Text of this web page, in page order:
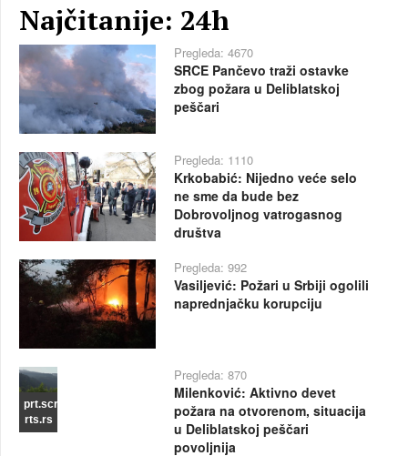
Najčitanije: 24h
Pregleda: 4670
SRCE Pančevo traži ostavke
zbog požara u Deliblatskoj
peščari
Pregleda: 1110
Krkobabić: Nijedno veće selo
ne sme da bude bez
Dobrovoljnog vatrogasnog
društva
Pregleda: 992
Vasiljević: Požari u Srbiji ogolili
naprednjačku korupciju
prt.scr
rts.rs
Pregleda: 870
Milenković: Aktivno devet
požara na otvorenom, situacija
u Deliblatskoj peščari
povoljnija